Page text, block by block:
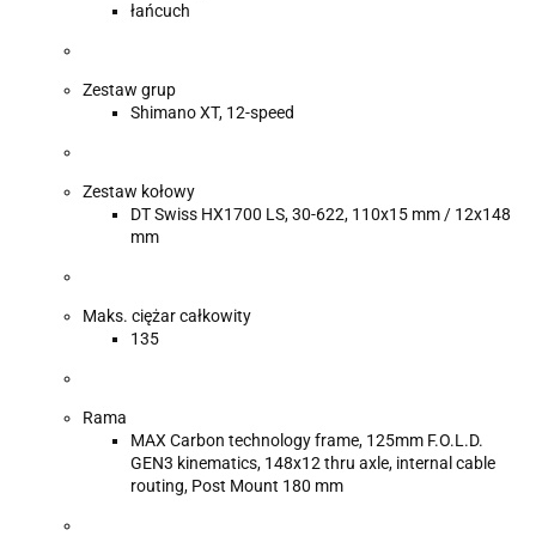
łańcuch
Zestaw grup
Shimano XT, 12-speed
Zestaw kołowy
DT Swiss HX1700 LS, 30-622, 110x15 mm / 12x148
mm
Maks. ciężar całkowity
135
Rama
MAX Carbon technology frame, 125mm F.O.L.D.
GEN3 kinematics, 148x12 thru axle, internal cable
routing, Post Mount 180 mm